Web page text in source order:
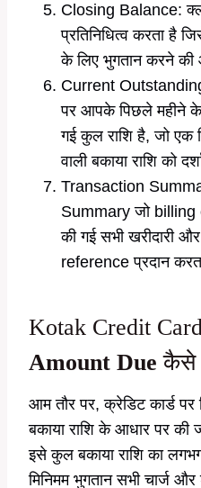
Closing Balance:
प्रतिनिधित्व करता है
के लिए भुगतान करने की
Current
पर आपके पिछले महीने
गई कुल राशि है, जो एक
वाली बकाया राशि को
Transaction
Summary जो billing
की गई सभी खरीदारी
reference प्रदान
Kotak Credit
Amount Due कैसे
आम तौर पर, क्रेडिट कार्ड पर
बकाया राशि के आधार पर की
इसे कुल बकाया राशि का
मिनिमम भुगतान सभी चार्ज